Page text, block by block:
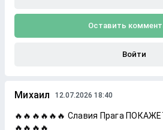
Войти
Оставить
Михаил 12.07.2026 18:40
🔥🔥🔥🔥🔥🔥 Славия Прага
🔥🔥🔥🔥